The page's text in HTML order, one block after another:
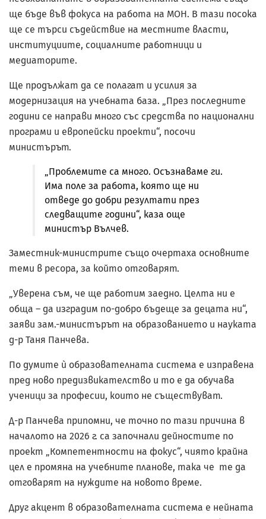
ще бъде във фокуса на работа на МОН. В тази посока
ще се търси съдействие на местните власти,
институциите, социалните работници и
медиаторите.
Ще продължат да се полагат и усилия за
модернизация на учебната база. „През последните
години се направи много със средства по национални
програми и европейски проекти“, посочи
министърът.
„Проблемите са много. Осъзнаваме ги.
Има поле за работа, която ще ни
отведе до добри резултати през
следващите години“, каза още
министър Вълчев.
Заместник-министрите също очертаха основните
теми в ресора, за който отговарят.
„Уверена съм, че ще работим заедно. Целта ни е
обща – да изградим по-добро бъдеще за децата ни“,
заяви зам.-министърът на образованието и науката
д-р Таня Панчева.
По думите ѝ образователната система е изправена
пред ново предизвикателство и то е да обучава
ученици за професии, които не съществуват.
Д-р Панчева припомни, че точно по тази причина в
началото на 2026 г. са започнали дейностите по
проект „Компетентности на фокус“, чиято крайна
цел е промяна на учебните планове, така че те да
отговарят на нуждите на новото време.
Друг акцент в образователната система е нейната